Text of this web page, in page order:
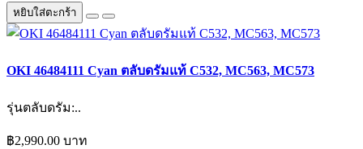
หยิบใส่ตะกร้า
OKI 46484111 Cyan ตลับดรัมแท้ C532, MC563, MC573
รุ่นตลับดรัม:..
฿2,990.00 บาท